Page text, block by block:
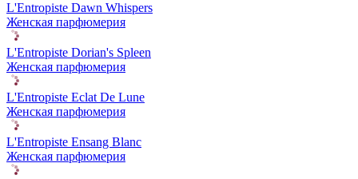
L'Entropiste Dawn Whispers
Женская парфюмерия
L'Entropiste Dorian's Spleen
Женская парфюмерия
L'Entropiste Eclat De Lune
Женская парфюмерия
L'Entropiste Ensang Blanc
Женская парфюмерия